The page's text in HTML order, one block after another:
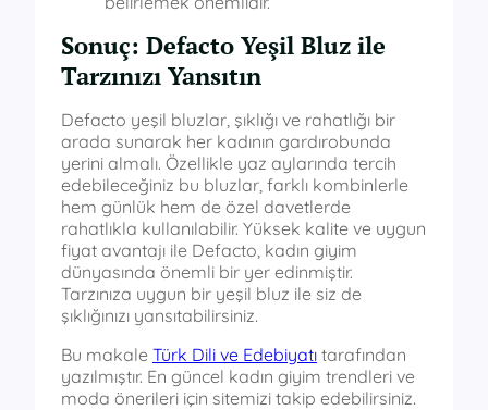
Sonuç: Defacto Yeşil Bluz ile
Tarzınızı Yansıtın
Defacto yeşil bluzlar, şıklığı ve rahatlığı bir
arada sunarak her kadının gardırobunda
yerini almalı. Özellikle yaz aylarında tercih
edebileceğiniz bu bluzlar, farklı kombinlerle
hem günlük hem de özel davetlerde
rahatlıkla kullanılabilir. Yüksek kalite ve uygun
fiyat avantajı ile Defacto, kadın giyim
dünyasında önemli bir yer edinmiştir.
Tarzınıza uygun bir yeşil bluz ile siz de
şıklığınızı yansıtabilirsiniz.
Bu makale Türk Dili ve Edebiyatı tarafından
yazılmıştır. En güncel kadın giyim trendleri ve
moda önerileri için sitemizi takip edebilirsiniz.